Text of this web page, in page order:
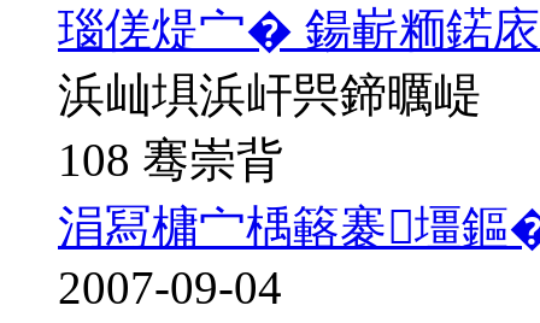
瑙傞煶宀� 鍚嶄粫鍩
浜屾埧浜屽巺鍗曞崼
108 骞崇背
涓冩槦宀楀簵褰壃鏂
2007-09-04